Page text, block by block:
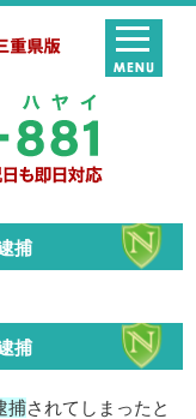
捕
捕
捕されてしまったと